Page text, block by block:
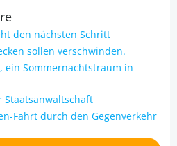
den nächsten Schritt
sollen verschwinden.
ein Sommernachtstraum in
Fahrt durch den Gegenverkehr